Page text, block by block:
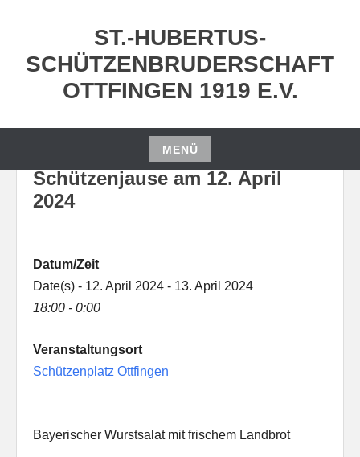
springen
ST.-HUBERTUS-
SCHÜTZENBRUDERSCHAFT
OTTFINGEN 1919 E.V.
MENÜ
Zum
Inhalt
Schützenjause am 12. April
2024
Datum/Zeit
Date(s) - 12. April 2024 - 13. April 2024
18:00 - 0:00
Veranstaltungsort
Schützenplatz Ottfingen
Bayerischer Wurstsalat mit frischem Landbrot